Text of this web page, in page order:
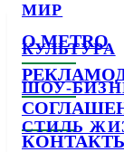
МИР
КУЛЬТУРА
ШОУ-
СТИЛЬ
О METRO